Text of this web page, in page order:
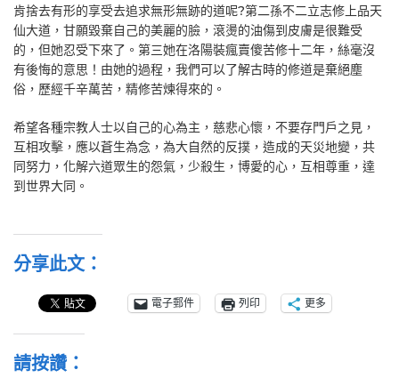
肯捨去有形的享受去追求無形無跡的道呢?第二孫不二立志修上品天
仙大道，甘願毀棄自己的美麗的臉，滾燙的油傷到皮膚是很難受
的，但她忍受下來了。第三她在洛陽裝瘋賣傻苦修十二年，絲毫沒
有後悔的意思！由她的過程，我們可以了解古時的修道是棄絕塵
俗，歷經千辛萬苦，精修苦煉得來的。
希望各種宗教人士以自己的心為主，慈悲心懷，不要存門戶之見，
互相攻擊，應以蒼生為念，為大自然的反撲，造成的天災地變，共
同努力，化解六道眾生的怨氣，少殺生，博愛的心，互相尊重，達
到世界大同。
分享此文：
電子郵件 列印 更多
請按讚：